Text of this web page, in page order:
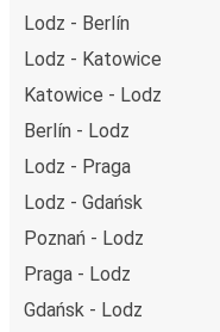
Lodz - Berlín
Lodz - Katowice
Katowice - Lodz
Berlín - Lodz
Lodz - Praga
Lodz - Gdańsk
Poznań - Lodz
Praga - Lodz
Gdańsk - Lodz